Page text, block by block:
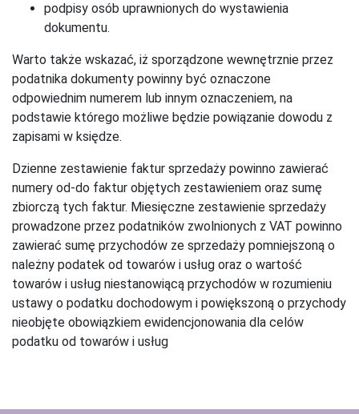
podpisy osób uprawnionych do wystawienia
dokumentu.
Warto także wskazać, iż sporządzone wewnętrznie przez
podatnika dokumenty powinny być oznaczone
odpowiednim numerem lub innym oznaczeniem, na
podstawie którego możliwe będzie powiązanie dowodu z
zapisami w księdze.
Dzienne zestawienie faktur sprzedaży powinno zawierać
numery od-do faktur objętych zestawieniem oraz sumę
zbiorczą tych faktur. Miesięczne zestawienie sprzedaży
prowadzone przez podatników zwolnionych z VAT powinno
zawierać sumę przychodów ze sprzedaży pomniejszoną o
należny podatek od towarów i usług oraz o wartość
towarów i usług niestanowiącą przychodów w rozumieniu
ustawy o podatku dochodowym i powiększoną o przychody
nieobjęte obowiązkiem ewidencjonowania dla celów
podatku od towarów i usług